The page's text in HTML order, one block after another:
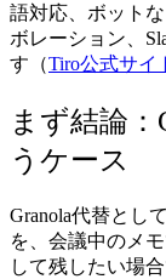
語対応、ボット
ボレーション、
す（Tiro公式サイ
まず結論
うケース
Granola代替とし
を、会議中のメ
して残したい場